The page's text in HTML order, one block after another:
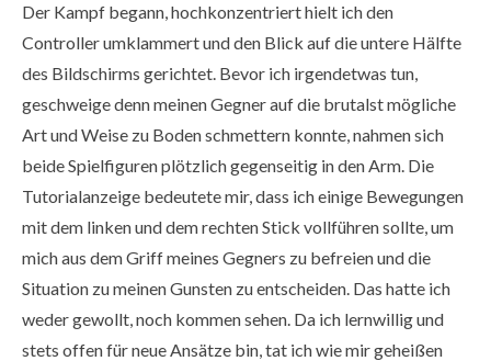
Der Kampf begann, hochkonzentriert hielt ich den
Controller umklammert und den Blick auf die untere Hälfte
des Bildschirms gerichtet. Bevor ich irgendetwas tun,
geschweige denn meinen Gegner auf die brutalst mögliche
Art und Weise zu Boden schmettern konnte, nahmen sich
beide Spielfiguren plötzlich gegenseitig in den Arm. Die
Tutorialanzeige bedeutete mir, dass ich einige Bewegungen
mit dem linken und dem rechten Stick vollführen sollte, um
mich aus dem Griff meines Gegners zu befreien und die
Situation zu meinen Gunsten zu entscheiden. Das hatte ich
weder gewollt, noch kommen sehen. Da ich lernwillig und
stets offen für neue Ansätze bin, tat ich wie mir geheißen